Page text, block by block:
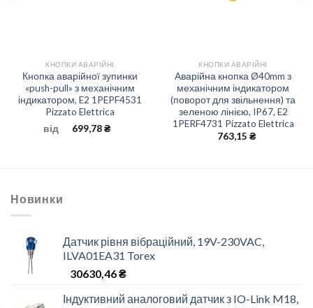
КНОПКИ АВАРІЙНІ
Кнопка аварійної зупинки
«push-pull» з механічним
індикатором, E2 1PEPF4531
Pizzato Elettrica
від
699,78₴
КНОПКИ АВАРІЙНІ
Аварійна кнопка Ø40mm з
механічним індикатором
(поворот для звільнення) та
зеленою лінією, IP67, E2
1PERF4731 Pizzato Elettrica
763,15 ₴
Новинки
Датчик рівня вібраційний, 19V-230VAC,
ILVA01EA31 Torex
30630,46₴
Індуктивний аналоговий датчик з IO-Link M18,